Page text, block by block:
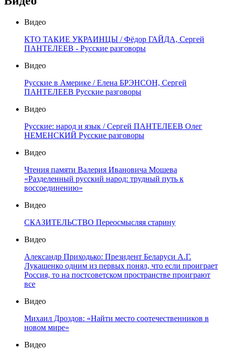
Видео
КТО ТАКИЕ УКРАИНЦЫ / Фёдор ГАЙДА, Сергей
ПАНТЕЛЕЕВ - Русские разговоры
Видео
Русские в Америке / Елена БРЭНСОН, Сергей
ПАНТЕЛЕЕВ Русские разговоры
Видео
Русские: народ и язык / Сергей ПАНТЕЛЕЕВ Олег
НЕМЕНСКИЙ Русские разговоры
Видео
Чтения памяти Валерия Ивановича Мошева
«Разделенный русский народ: трудный путь к
воссоединению»
Видео
СКАЗИТЕЛЬСТВО Переосмысляя старину
Видео
Александр Приходько: Президент Беларуси А.Г.
Лукашенко одним из первых понял, что если проиграет
Россия, то на постсоветском пространстве проиграют
все
Видео
Михаил Дроздов: «Найти место соотечественников в
новом мире»
Видео